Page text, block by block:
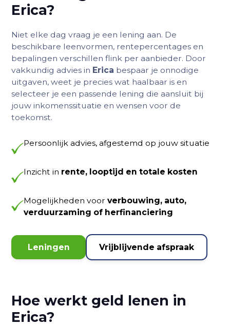
Erica?
Niet elke dag vraag je een lening aan. De
beschikbare leenvormen, rentepercentages en
bepalingen verschillen flink per aanbieder. Door
vakkundig advies in Erica bespaar je onnodige
uitgaven, weet je precies wat haalbaar is en
selecteer je een passende lening die aansluit bij
jouw inkomenssituatie en wensen voor de
toekomst.
Persoonlijk advies, afgestemd op jouw situatie
Inzicht in rente, looptijd en totale kosten
Mogelijkheden voor verbouwing, auto,
verduurzaming of herfinanciering
Leningen Vrijblijvende afspraak
Hoe werkt geld lenen in
Erica?